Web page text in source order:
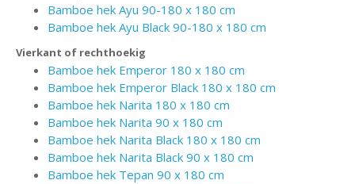
Bamboe hek Ayu 90-180 x 180 cm
Bamboe hek Ayu Black 90-180 x 180 cm
Vierkant of rechthoekig
Bamboe hek Emperor 180 x 180 cm
Bamboe hek Emperor Black 180 x 180 cm
Bamboe hek Narita 180 x 180 cm
Bamboe hek Narita 90 x 180 cm
Bamboe hek Narita Black 180 x 180 cm
Bamboe hek Narita Black 90 x 180 cm
Bamboe hek Tepan 90 x 180 cm